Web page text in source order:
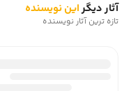
آثار دیگراین نویسنده
تازه ترین آثار نویسنده